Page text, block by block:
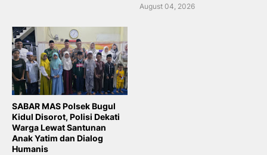
August 04, 2026
SABAR MAS Polsek Bugul
Kidul Disorot, Polisi Dekati
Warga Lewat Santunan
Anak Yatim dan Dialog
Humanis